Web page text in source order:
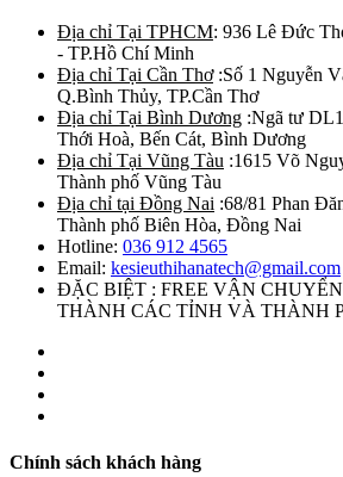
Địa chỉ Tại TPHCM: 936 Lê Đức
- TP.Hồ Chí Minh
Địa chỉ Tại Cần Thơ:Số 1 Nguyễn
Q.Bình Thủy, TP.Cần Thơ
Địa chỉ Tại Bình Dương :Ngã tư
Thới Hoà, Bến Cát, Bình Dương
Địa chỉ Tại Vũng Tàu :1615 Võ
Thành phố Vũng Tàu
Địa chỉ tại Đồng Nai :68/81 Phan
Thành phố Biên Hòa, Đồng Nai
Hotline: 036 912 4565
Email: kesieuthihanatech@gmail.com
ĐẶC BIỆT : FREE VẬN
THÀNH CÁC TỈNH VÀ THÀNH
Chính sách khách hàng